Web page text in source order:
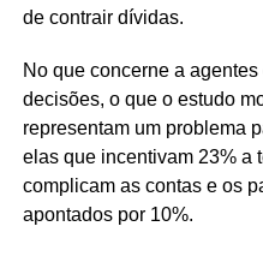
de contrair dívidas.
No que concerne a
decisões, o que o estudo
representam um problema
elas que incentivam 23% a
complicam as contas e os
apontados por 10%.